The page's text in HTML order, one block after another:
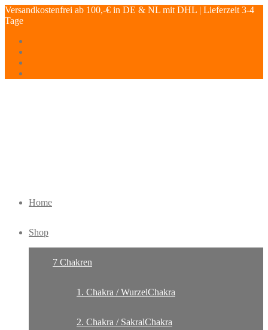
Versandkostenfrei ab 100,-€ in DE & NL mit DHL | Lieferzeit 3-4
Tage
Home
Shop
7 Chakren
1. Chakra / WurzelChakra
2. Chakra / SakralChakra